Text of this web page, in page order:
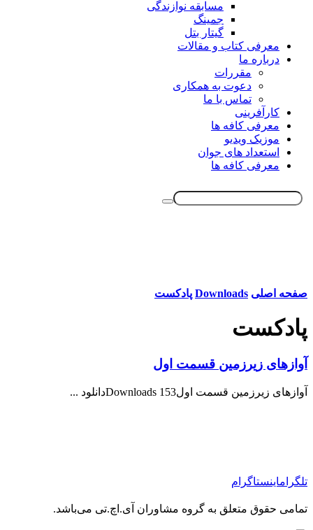
مسابقه نوازندگی
جمینگ
گیتار بتل
معرفی کتاب و مقالات
درباره ما
مقررات
دعوت به همکاری
تماس با ما
کارآفرینی
معرفی کافه ها
موزیک ویدیو
استعداد های جوان
معرفی کافه ها
صفحه اصلی Downloads پادکست
پادکست
آوازهای زیرزمین قسمت اول
آوازهای زیرزمین قسمت اول153 Downloadsدانلود ...
تلگراماینستاگرام
تمامی حقوق متعلق به گروه مشاوران آی.اچ.تی می‌باشد.